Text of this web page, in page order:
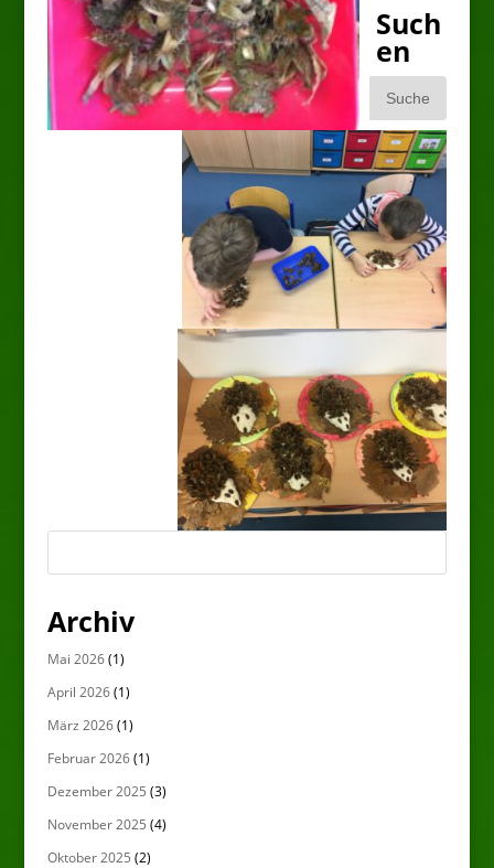
Such
en
Archiv
Mai 2026(1)
April 2026(1)
März 2026(1)
Februar 2026(1)
Dezember 2025 (3)
November 2025 (4)
Oktober 2025 (2)